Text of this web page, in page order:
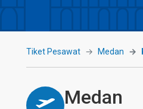
Tiket Pesawat Medan
Medan